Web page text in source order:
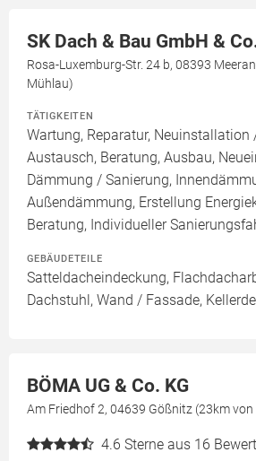
SK Dach & Bau GmbH &
Rosa-Luxemburg-Str. 24 b, 08393
Mühlau)
TÄTIGKEITEN
Wartung, Reparatur, Neuinstallation
Austausch, Beratung, Ausbau,
Dämmung / Sanierung,
Außendämmung, Erstellung
Beratung, Individueller
GEBÄUDETEILE
Satteldacheindeckung,
Dachstuhl, Wand / Fassade,
BÖMA UG & Co. KG
Am Friedhof 2, 04639 Gößnitz (23km
4.6 Sterne aus 16